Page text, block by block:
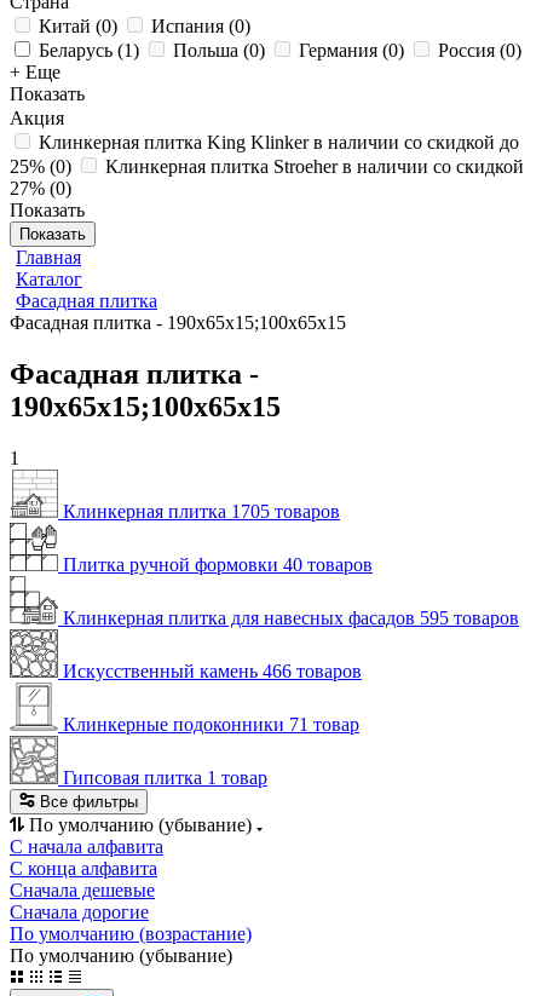
Китай (0) Испания (0)
Беларусь (1) Польша (0) Германия (0) Россия (0)
+ Еще
Показать
Акция
Клинкерная плитка King Klinker в наличии со скидкой до
25% (0)
Клинкерная плитка Stroeher в наличии со скидкой
27% (0)
Показать
Показать
Главная
Каталог
Фасадная плитка
Фасадная плитка - 190х65х15;100х65х15
Фасадная плитка -
190х65х15;100х65х15
1
Клинкерная плитка 1705 товаров
Плитка ручной формовки 40 товаров
Клинкерная плитка для навесных фасадов 595 товаров
Искусственный камень 466 товаров
Клинкерные подоконники 71 товар
Гипсовая плитка 1 товар
Все фильтры
По умолчанию (убывание)
С начала алфавита
С конца алфавита
Сначала дешевые
Сначала дорогие
По умолчанию (возрастание)
По умолчанию (убывание)